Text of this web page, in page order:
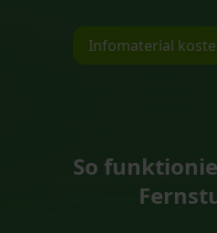
Infomaterial
So